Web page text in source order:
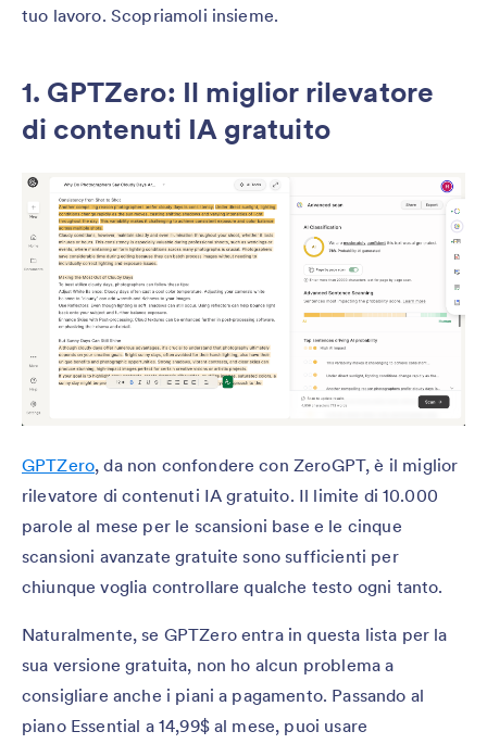
tuo lavoro. Scopriamoli insieme.
1. GPTZero: Il miglior rilevatore
di contenuti IA gratuito
GPTZero, da non confondere con ZeroGPT, è il miglior
rilevatore di contenuti IA gratuito. Il limite di 10.000
parole al mese per le scansioni base e le cinque
scansioni avanzate gratuite sono sufficienti per
chiunque voglia controllare qualche testo ogni tanto.
Naturalmente, se GPTZero entra in questa lista per la
sua versione gratuita, non ho alcun problema a
consigliare anche i piani a pagamento. Passando al
piano Essential a 14,99$ al mese, puoi usare